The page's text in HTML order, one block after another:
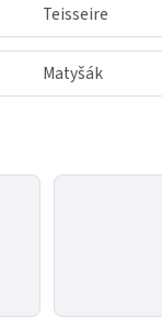
Teisseire
Matyšák